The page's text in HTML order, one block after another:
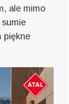
ale mimo
piękne